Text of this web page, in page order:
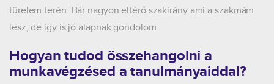
türelem terén. Bár nagyon eltérő szakirány ami a szakmám
lesz, de így is jó alapnak gondolom.
Hogyan tudod összehangolni a
munkavégzésed a tanulmányaiddal?